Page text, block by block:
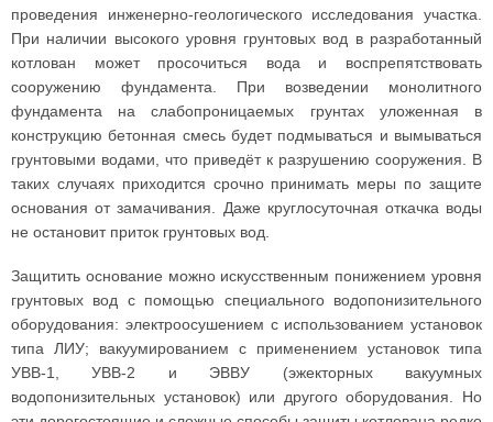
проведения инженерно-геологического исследования участка.
При наличии высокого уровня грунтовых вод в разработанный
котлован может просочиться вода и воспрепятствовать
сооружению фундамента. При возведении монолитного
фундамента на слабопроницаемых грунтах уложенная в
конструкцию бетонная смесь будет подмываться и вымываться
грунтовыми водами, что приведёт к разрушению сооружения. В
таких случаях приходится срочно принимать меры по защите
основания от замачивания. Даже круглосуточная откачка воды
не остановит приток грунтовых вод.
Защитить основание можно искусственным понижением уровня
грунтовых вод с помощью специального водопонизительного
оборудования: электроосушением с использованием установок
типа ЛИУ; вакуумированием с применением установок типа
УВВ-1, УВВ-2 и ЭВВУ (эжекторных вакуумных
водопонизительных установок) или другого оборудования. Но